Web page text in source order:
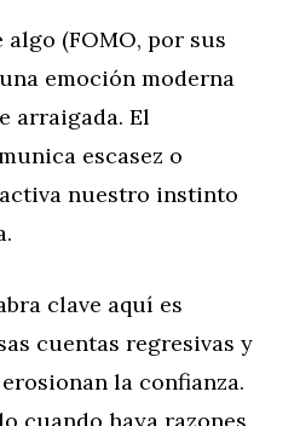
(FOMO, por sus
emoción moderna
arraigada. El
escasez o
nuestro instinto
clave aquí es
cuentas regresivas y
la confianza.